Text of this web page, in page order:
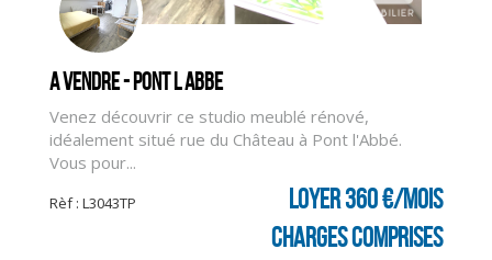
A vendre - PONT L ABBE
Venez découvrir ce studio meublé rénové,
idéalement situé rue du Château à Pont l'Abbé.
Vous pour...
Rèf : L3043TP
Loyer 360 €/mois
charges comprises